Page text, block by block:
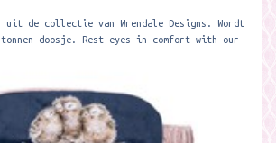
uit de collectie van Wrendale Designs. Wordt
doosje. Rest eyes in comfort with our